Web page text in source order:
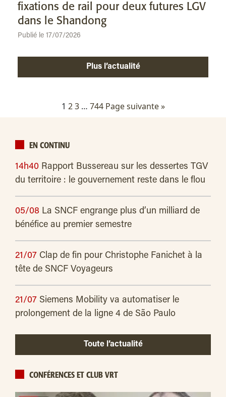
fixations de rail pour deux futures LGV
dans le Shandong
Publié le 17/07/2026
Plus l’actualité
Pagination
publications
1 2 3 … 744 Page suivante »
EN CONTINU
14h40 Rapport Bussereau sur les dessertes TGV
du territoire : le gouvernement reste dans le flou
05/08 La SNCF engrange plus d’un milliard de
bénéfice au premier semestre
21/07 Clap de fin pour Christophe Fanichet à la
tête de SNCF Voyageurs
21/07 Siemens Mobility va automatiser le
prolongement de la ligne 4 de São Paulo
Toute l’actualité
CONFÉRENCES ET CLUB VRT